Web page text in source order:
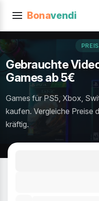
Bonavendi
Gebrauchte
Games ab 5€
Games für PS5, Xbox,
kaufen. Vergleiche Preise
kräftig.